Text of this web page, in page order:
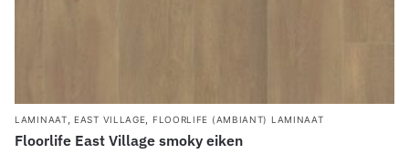
LAMINAAT EAST VILLAGE FLOORLIFE (AMBIANT) LAMINAAT
Floorlife East Village smoky eiken